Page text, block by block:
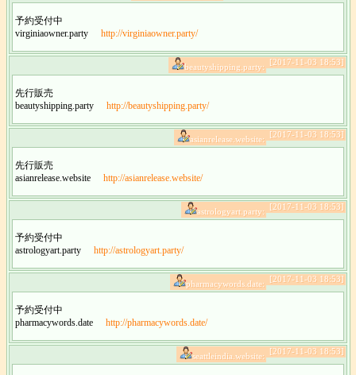
予約受付中
virginiaowner.party
http://virginiaowner.party/
[2017-11-03 18:53]
beautyshipping.party:
先行販売
beautyshipping.party
http://beautyshipping.party/
[2017-11-03 18:53]
asianrelease.website:
先行販売
asianrelease.website
http://asianrelease.website/
[2017-11-03 18:53]
astrologyart.party:
予約受付中
astrologyart.party
http://astrologyart.party/
[2017-11-03 18:53]
pharmacywords.date:
予約受付中
pharmacywords.date
http://pharmacywords.date/
[2017-11-03 18:53]
seattleindia.website: